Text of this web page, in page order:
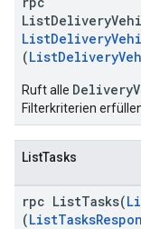
(
Ruft alle
Filterkriterien
ListTasks
rpc ListTasks(
(